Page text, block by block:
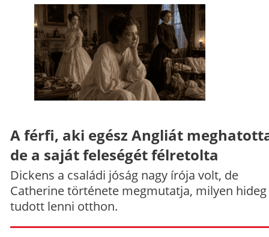
A férfi, aki egész Angliát
de a saját feleségét félretolta
Dickens a családi jóság nagy írója volt, de
Catherine története megmutatja, milyen hideg
tudott lenni otthon.